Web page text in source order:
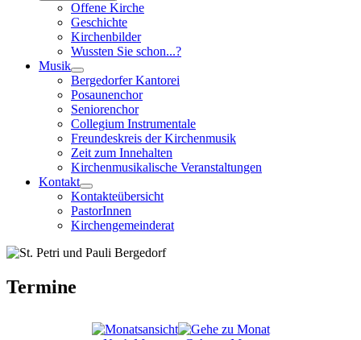
Offene Kirche
Geschichte
Kirchenbilder
Wussten Sie schon...?
Musik
Bergedorfer Kantorei
Posaunenchor
Seniorenchor
Collegium Instrumentale
Freundeskreis der Kirchenmusik
Zeit zum Innehalten
Kirchenmusikalische Veranstaltungen
Kontakt
Kontakteübersicht
PastorInnen
Kirchengemeinderat
Termine